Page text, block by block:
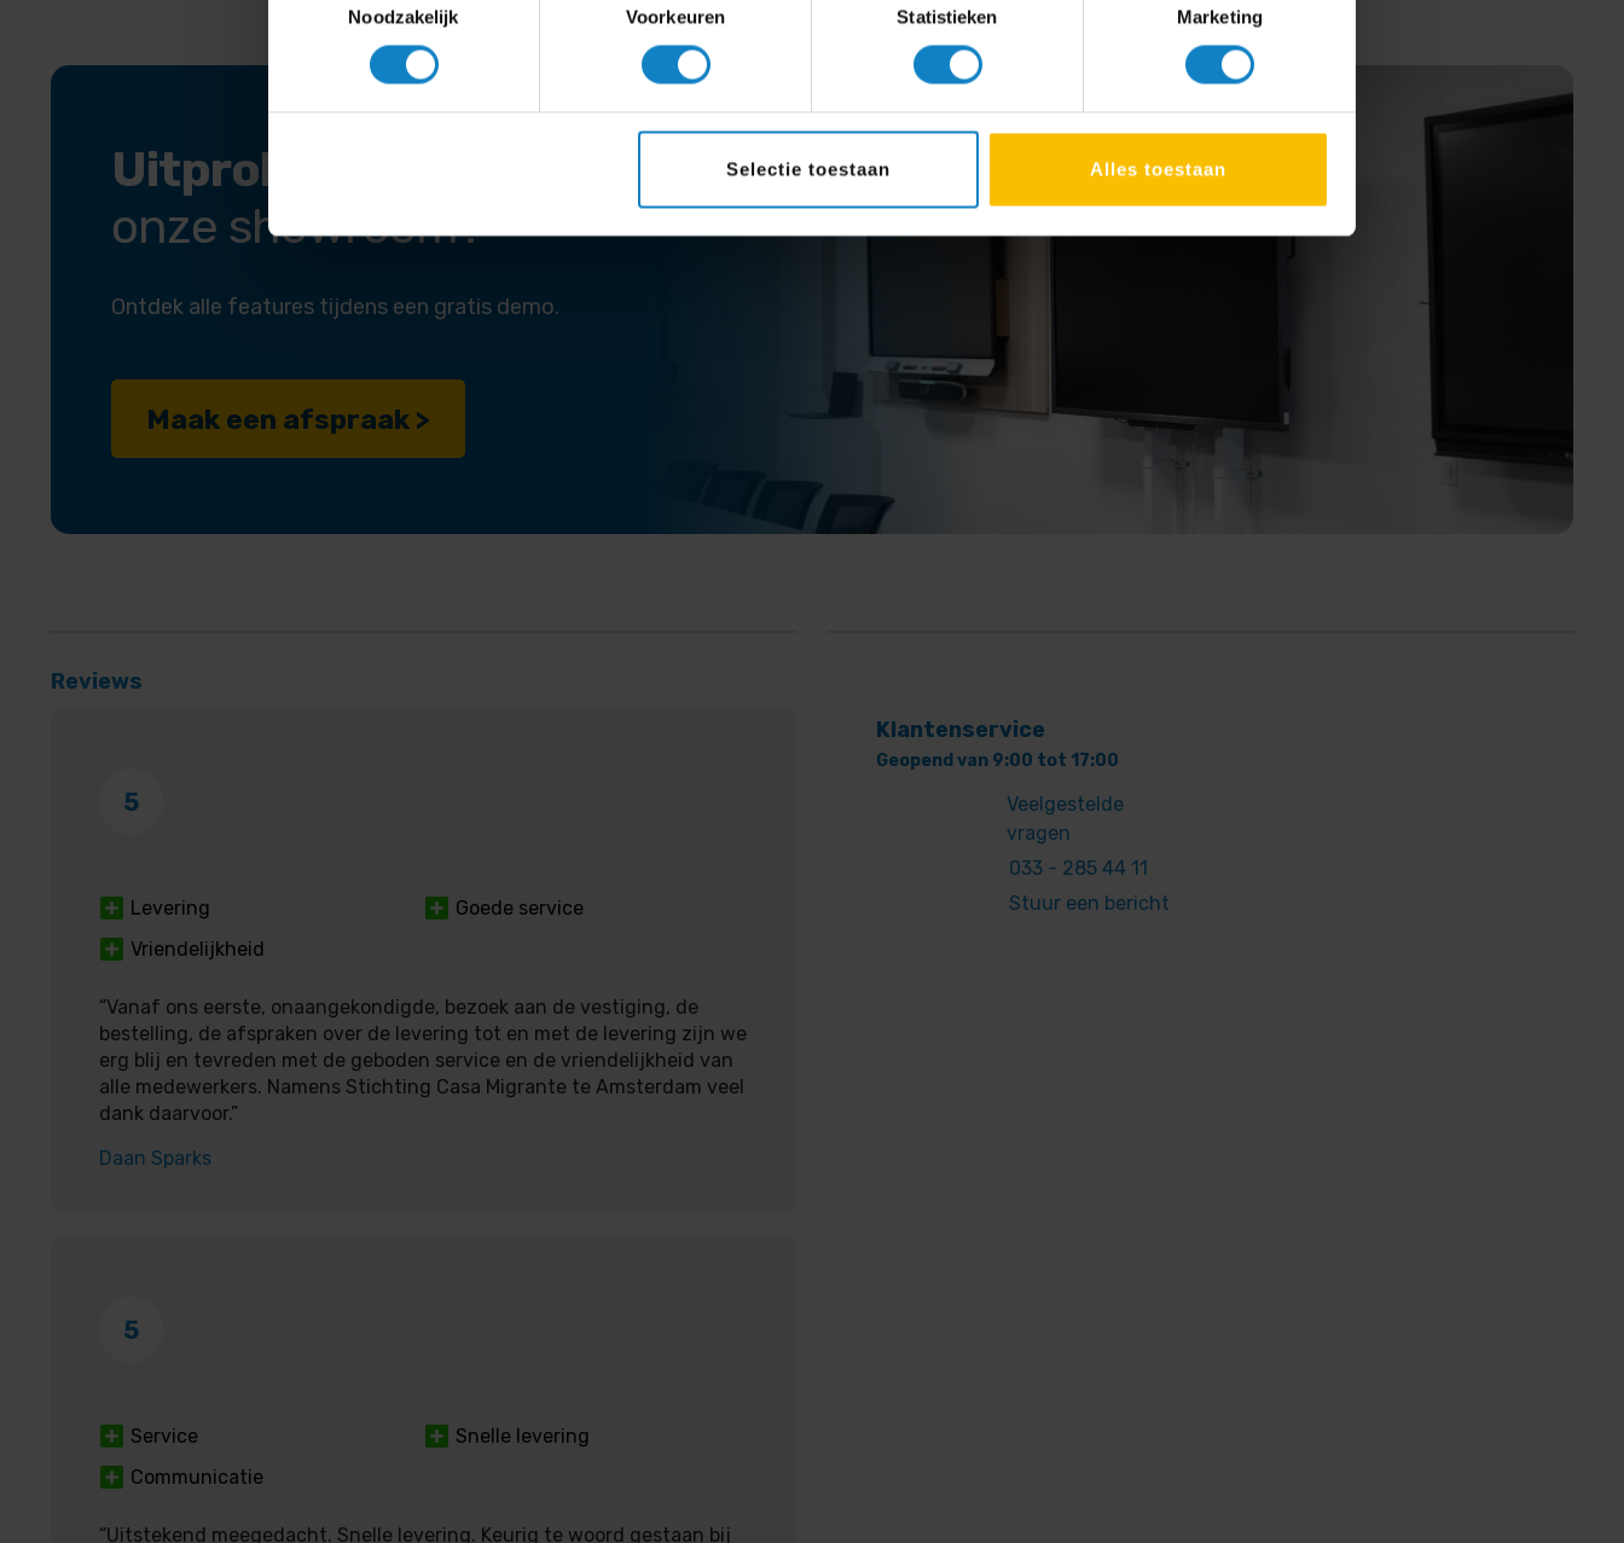
Noodzakelijk
Voorkeuren Statistieken Marketing
Selectie toestaan Alles toestaan
Uitproberen in
onze showroom?
Ontdek alle features tijdens een gratis demo.
Maak een afspraak >
Reviews
5
Levering
Goede service
Vriendelijkheid
“Vanaf ons eerste, onaangekondigde, bezoek aan de vestiging, de
bestelling, de afspraken over de levering tot en met de levering zijn we
erg blij en tevreden met de geboden service en de vriendelijkheid van
alle medewerkers. Namens Stichting Casa Migrante te Amsterdam veel
dank daarvoor.”
Daan Sparks
5
Service
Snelle levering
Communicatie
“Uitstekend meegedacht. Snelle levering. Keurig te woord gestaan bij
Klantenservice
Geopend van 9:00 tot 17:00
Veelgestelde
vragen
033 - 285 44 11
Stuur een bericht